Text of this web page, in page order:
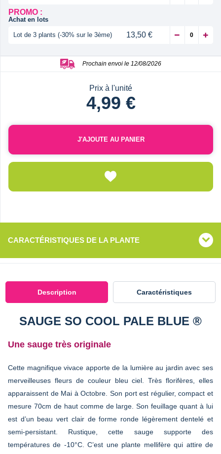
PROMO :
Achat en lots
Lot de 3 plants (-30% sur le 3ème) 13,50 €
Prochain envoi le 12/08/2026
Prix à l'unité
4,99 €
J'AJOUTE AU PANIER
CARACTÉRISTIQUES DE LA PLANTE
Description Caractéristiques
SAUGE SO COOL PALE BLUE ®
Une sauge très originale
Cette magnifique vivace apporte de la lumière au jardin avec ses
merveilleuses fleurs de couleur bleu ciel. Très florifères, elles
apparaissent de Mai à Octobre. Son port est régulier, compact et
mesure 70cm de haut comme de large. Son feuillage quant à lui
est d’un beau vert clair de forme ronde légèrement dentelé et
semi-persistant. Rustique, cette sauge supporte des
températures de -10°C. C’est une plante mellifère qui attire de